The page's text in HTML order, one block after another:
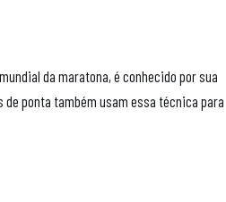
da maratona, é conhecido por sua
ponta também usam essa técnica para